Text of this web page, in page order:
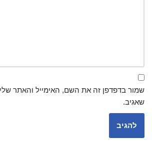
שמור בדפדפן זה את השם, האימייל והאתר
שאגיב.